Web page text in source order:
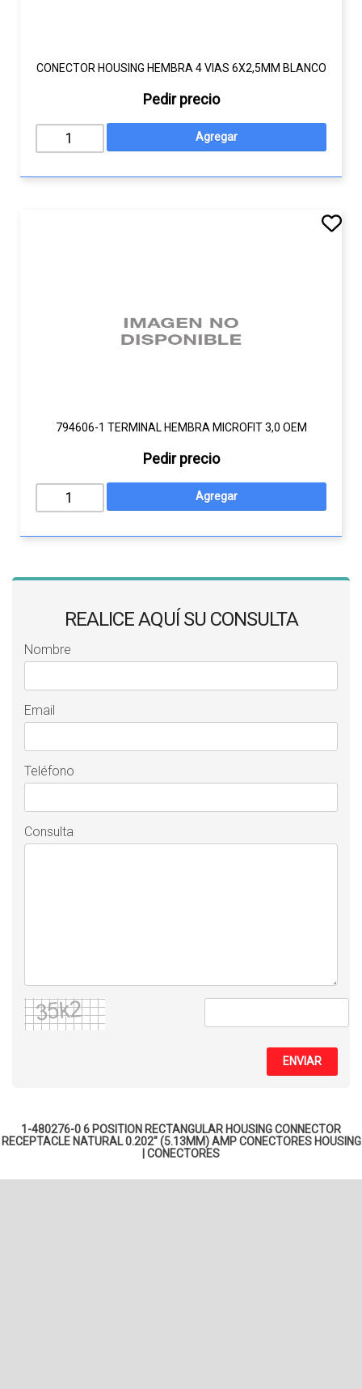
CONECTOR HOUSING HEMBRA 4 VIAS 6X2,5MM BLANCO
Pedir precio
794606-1 TERMINAL HEMBRA MICROFIT 3,0 OEM
Pedir precio
REALICE AQUÍ SU CONSULTA
Nombre
Email
Teléfono
Consulta
ENVIAR
1-480276-0 6 POSITION RECTANGULAR HOUSING CONNECTOR
RECEPTACLE NATURAL 0.202" (5.13MM) AMP CONECTORES HOUSING
CONECTORES